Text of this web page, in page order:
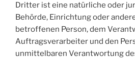
Dritter ist eine natürliche oder
Behörde, Einrichtung oder
betroffenen Person, dem
Auftragsverarbeiter und den
unmittelbaren Verantwortung